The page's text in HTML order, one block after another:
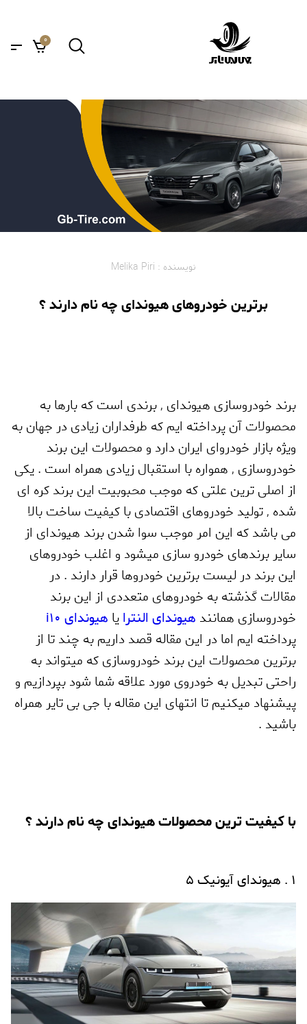
0
نویسنده : Melika Piri
برترین خودروهای هیوندای چه نام دارند ؟
برند خودروسازی هیوندای ,برندی است که بارها به
محصولات آن پرداخته ایم که طرفداران زیادی در جهان به
ویژه بازار خودروای ایران دارد و محصولات این برند
خودروسازی ,همواره با استقبال زیادی همراه است . یکی
از اصلی ترین علتی که موجب محبوبیت این برند کره ای
شده ,تولید خودروهای اقتصادی با کیفیت ساخت بالا
می باشد که این امر موجب سوا شدن برند هیوندای از
سایر برندهای خودرو سازی میشود و اغلب خودروهای
این برند در لیست برترین خودروها قرار دارند . در
مقالات گذشته به خودروهای متعددی از این برند
خودروسازی همانند هیوندای النترایا هیوندای i10
پرداخته ایم اما در این مقاله قصد داریم به چند تا از
برترین محصولات این برند خودروسازی که میتواند به
راحتی تبدیل به خودروی مورد علاقه شما شود بپردازیم و
پیشنهاد میکنیم تا انتهای این مقاله با جی بی تایر همراه
باشید .
با کیفیت ترین محصولات هیوندای چه نام دارند ؟
1 . هیوندای آیونیک 5